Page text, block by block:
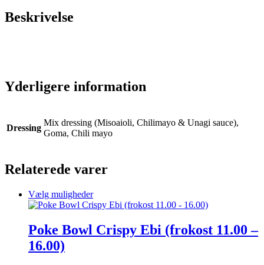
Beskrivelse
Yderligere information
Dressing
Mix dressing (Misoaioli, Chilimayo & Unagi sauce),
Goma, Chili mayo
Relaterede varer
Vælg mulighederDette
vare
flere
varianter.
Poke Bowl Crispy Ebi (frokost 11.00 –
16.00)